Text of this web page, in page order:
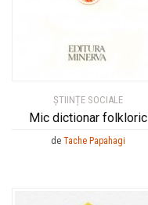
ȘTIINȚE SOCIALE
Mic dictionar folkloric
de Tache Papahagi